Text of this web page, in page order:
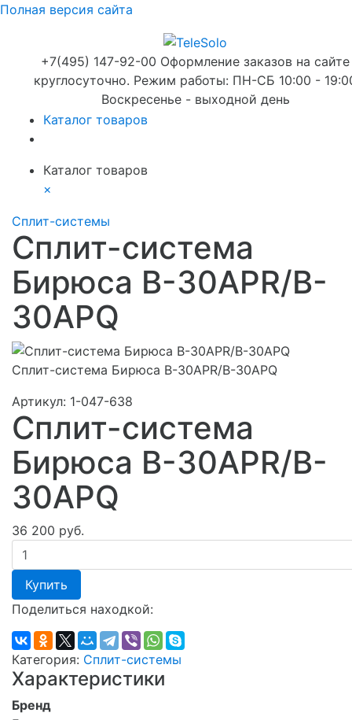
Полная версия сайта
+7(495) 147-92-00 Оформление заказов на сайте
круглосуточно. Режим работы: ПН-СБ 10:00 -
Воскресенье - выходной день
Каталог товаров
Каталог товаров
×
Сплит-системы
Сплит-система
Бирюса B-30APR/B-
30APQ
Сплит-система Бирюса B-30APR/B-30APQ
Артикул: 1-047-638
Сплит-система
Бирюса B-30APR/B-
30APQ
36 200 руб.
Купить
Поделиться находкой:
Категория: Сплит-системы
Характеристики
Бренд